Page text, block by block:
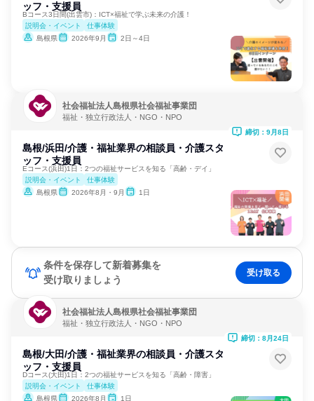
ッフ・支援員
Bコース3日間(出雲市)：ICT×福祉で学ぶ未来の介護！
説明会・イベント
仕事体験
島根県
2026年9月 2日～4日
社会福祉法人島根県社会福祉事業団
福祉・独立行政法人・NGO・NPO
島根/浜田/介護・福祉業界の相談員・介護スタ
ッフ・支援員
Eコース(浜田)1日：2つの福祉サービスを知る「高齢・デイ」
説明会・イベント
仕事体験
島根県
2026年8月・9月 1日
締切：9月8日
条件を保存して新着募集を
受け取りましょう
受け取る
社会福祉法人島根県社会福祉事業団
福祉・独立行政法人・NGO・NPO
島根/大田/介護・福祉業界の相談員・介護スタ
ッフ・支援員
Dコース(大田)1日：2つの福祉サービスを知る「高齢・障害」
説明会・イベント
仕事体験
島根県
2026年8月 1日
締切：8月24日